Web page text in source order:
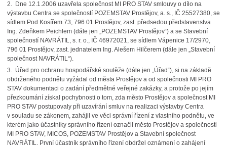
2. Dne 12.1.2006 uzavřela společnost MI PRO STAV smlouvy o dílo na
výstavbu Centra se společností POZEMSTAV Prostějov, a. s., IČ 25527380, se
sídlem Pod Kosířem 73, 796 01 Prostějov, zast. předsedou představenstva
Ing. Zdeňkem Peichlem (dále jen „POZEMSTAV Prostějov“) a se Stavební
společností NAVRÁTIL, s. r. o., IČ 46972021, se sídlem Vápenice 17/2970,
796 01 Prostějov, zast. jednatelem Ing. Alešem Hilčerem (dále jen „Stavební
společnost NAVRÁTIL“).
3. Úřad pro ochranu hospodářské soutěže (dále jen „Úřad“), si na základě
obdrženého podnětu vyžádal od města Prostějov a od společnosti MI PRO
STAV dokumentaci o zadání předmětné veřejné zakázky, a protože po jejím
přezkoumání získal pochybnosti o tom, zda město Prostějov a společnost MI
PRO STAV postupovaly při uzavírání smluv na realizaci výstavby Centra
v souladu se zákonem, zahájil ve věci správní řízení z vlastního podnětu, ve
kterém jako účastníky správního řízení označil město Prostějov a společnosti
MI PRO STAV, MICOS, POZEMSTAV Prostějov a Stavební společnost
NAVRÁTIL. První účastník správního řízení obdržel oznámení o zahájení